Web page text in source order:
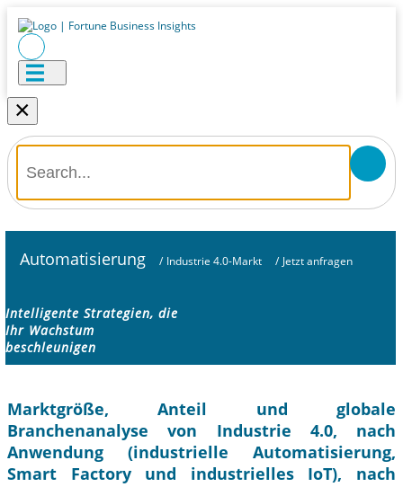
×
Automatisierung / Industrie 4.0-Markt / Jetzt anfragen
Intelligente Strategien, die
Ihr Wachstum
beschleunigen
Marktgröße, Anteil und globale
Branchenanalyse von Industrie 4.0, nach
Anwendung (industrielle Automatisierung,
Smart Factory und industrielles IoT), nach